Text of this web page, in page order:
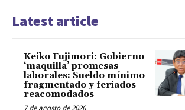
Latest article
Keiko Fujimori: Gobierno
‘maquilla’ promesas
laborales: Sueldo mínimo
fragmentado y feriados
reacomodados